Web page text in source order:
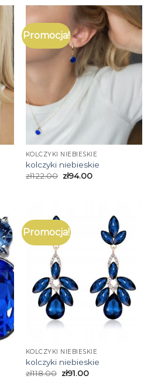
Promocja!
KOLCZYKI NIEBIESKIE
kolczyki niebieskie
zł122.00 zł94.00
Promocja!
KOLCZYKI NIEBIESKIE
kolczyki niebieskie
zł118.00 zł91.00